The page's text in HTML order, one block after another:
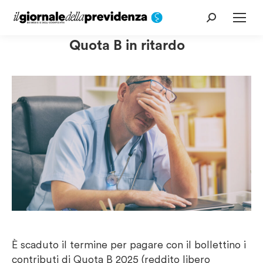
Cerca:
Quota B in ritardo
È scaduto il termine per pagare con il bollettino i
contributi di Quota B 2025 (reddito libero